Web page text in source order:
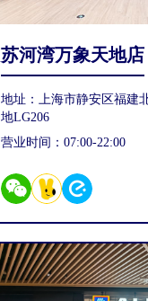
苏河湾万象天地店
地址：上海市静安区福建
地LG206
营业时间：07:00-22:00